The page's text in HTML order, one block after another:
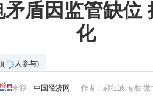
盾因监管缺位
化
( 人参与)
来源：中国经济网 作者：郝红波 专栏 微